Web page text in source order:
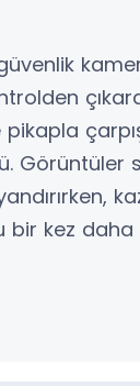
Görüntüler
bir kez